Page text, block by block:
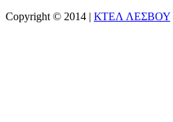
Copyright © 2014 | ΚΤΕΛ ΛΕΣΒΟΥ